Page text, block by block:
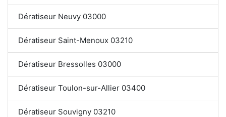
Dératiseur Neuvy 03000
Dératiseur Saint-Menoux 03210
Dératiseur Bressolles 03000
Dératiseur Toulon-sur-Allier 03400
Dératiseur Souvigny 03210